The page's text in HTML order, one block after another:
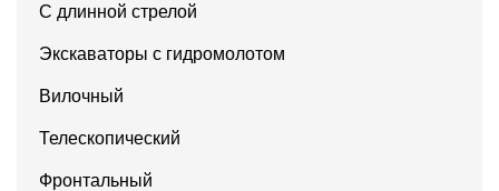
С длинной стрелой
Экскаваторы с гидромолотом
Вилочный
Телескопический
Фронтальный